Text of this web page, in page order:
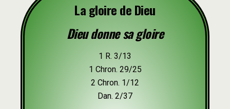
La gloire de Dieu
Dieu donne sa gloire
1 R. 3/13
1 Chron. 29/25
2 Chron. 1/12
Dan. 2/37